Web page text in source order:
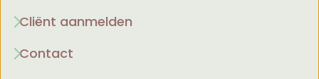
Cliënt aanmelden
Contact